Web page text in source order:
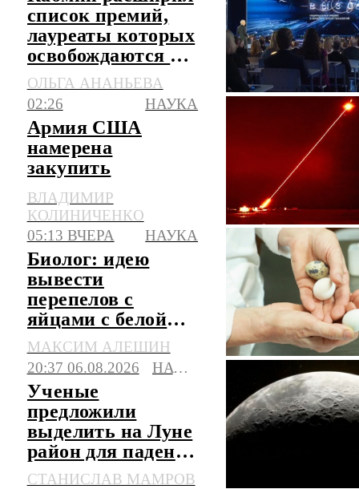
список премий,
лауреаты которых
освобождаются от
НДФЛ
ОЛЬГА АНАНЬЕВА
02:26
НАУКА
Армия США
намерена
закупить
противодроновые
лазеры на $400
млн
ВЛАДИМИР
КОЛИНИЧЕНКО
05:13 ВЧЕРА
НАУКА
Биолог: идею
вывести
перепелов с
яйцами с белой
скорлупой
подсказала
случайность
МАКСИМ АЛЕШИН
20:37 06.08.2026
НАУКА
Ученые
предложили
выделить на Луне
район для падения
ступеней ракет
СТАНИСЛАВ МАМРОВ